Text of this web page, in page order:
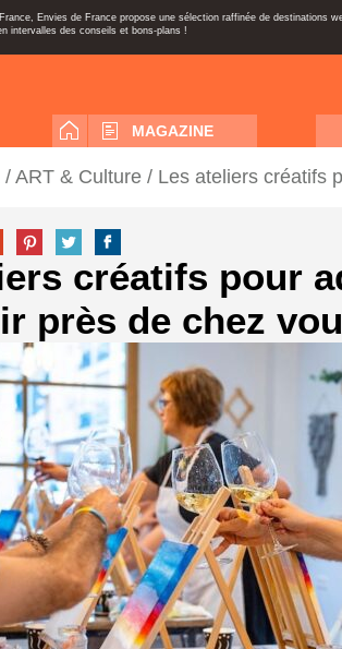
Envies de France propose une sélection raffinée de destinations
intervalles des conseils et bons-plans !
MAGAZINE
/ ART & Culture / Les ateliers créatifs
créatifs pour
près de chez